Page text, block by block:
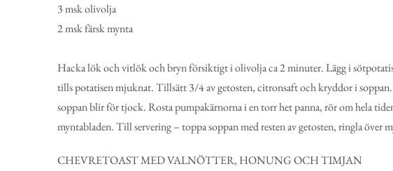
3 mskolivolja
2 mskfärsk mynta
Hacka lök och vitlök och bryn försiktigt i olivolja ca 2 minuter. Lägg i
tills potatisen mjuknat. Tillsätt 3/4 av getosten, citronsaft och kryddor i
soppan blir för tjock. Rosta pumpakärnorna i en torr het panna, rör om hela
myntabladen. Till servering – toppa soppan med resten av getosten, ringla över
CHEVRETOAST MED VALNÖTTER, HONUNG OCH TIMJAN